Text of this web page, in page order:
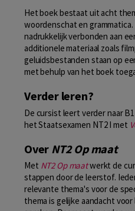
Het boek bestaat uit acht
woordenschat en
nadrukkelijk verbonden aan
additionele materiaal zoals
geluidsbestanden staan op
met behulp van het boek
Verder leren?
De cursist leert verder naar
het Staatsexamen NT2 I met
Over NT2 Op maat
Met NT2 Op maatwerkt de
stappen door de leerstof.
relevante thema's voor de
thema is gelijke aandacht